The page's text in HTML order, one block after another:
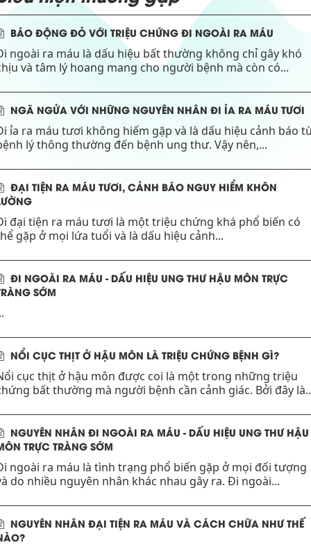
BÁO ĐỘNG ĐỎ VỚI TRIỆU CHỨNG ĐI NGOÀI RA MÁU
ngoài ra máu là dấu hiệu bất thường không chỉ gây khó
và tâm lý hoang mang cho người bệnh mà còn có...
NGÃ NGỬA VỚI NHỮNG NGUYÊN NHÂN ĐI ỈA RA MÁU TƯƠI
ỉa ra máu tươi không hiếm gặp và là dấu hiệu cảnh báo
lý thông thường đến bệnh ung thư. Vậy nên,...
ĐẠI TIỆN RA MÁU TƯƠI, CẢNH BÁO NGUY HIỂM KHÔN
đại tiện ra máu tươi là một triệu chứng khá phổ biến có
gặp ở mọi lứa tuổi và là dấu hiệu cảnh...
ĐI NGOÀI RA MÁU - DẤU HIỆU UNG THƯ HẬU MÔN TRỰC
SỚM
NỔI CỤC THỊT Ở HẬU MÔN LÀ TRIỆU CHỨNG BỆNH GÌ?
cục thịt ở hậu môn được coi là một trong những triệu
bất thường mà người bệnh cần cảnh giác. Bởi đây
NGUYÊN NHÂN ĐI NGOÀI RA MÁU - DẤU HIỆU UNG THƯ HẬU
TRỰC TRÀNG SỚM
ngoài ra máu là tình trạng phổ biến gặp ở mọi đối tượng
do nhiều nguyên nhân khác nhau gây ra. Đi ngoài...
NGUYÊN NHÂN ĐẠI TIỆN RA MÁU VÀ CÁCH CHỮA NHƯ THẾ